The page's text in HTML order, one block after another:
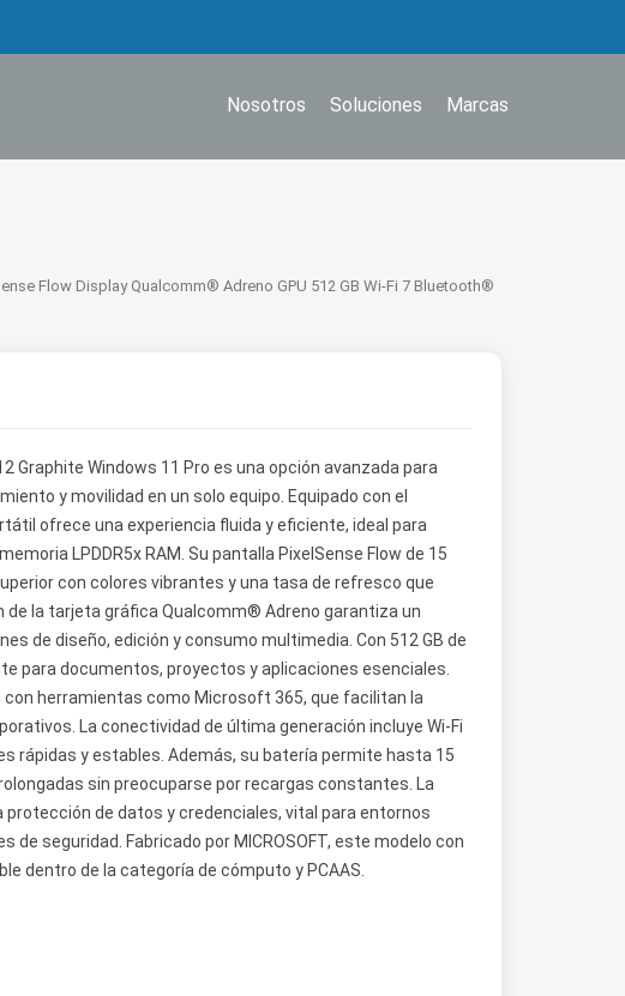
Marcas
Soluciones
Nosotros
Flow Display Qualcomm® Adreno GPU 512 GB Wi-Fi 7 Bluetooth®
Graphite Windows 11 Pro es una opción avanzada para
y movilidad en un solo equipo. Equipado con el
ofrece una experiencia fluida y eficiente, ideal para
LPDDR5x RAM. Su pantalla PixelSense Flow de 15
con colores vibrantes y una tasa de refresco que
de la tarjeta gráfica Qualcomm® Adreno garantiza un
de diseño, edición y consumo multimedia. Con 512 GB de
para documentos, proyectos y aplicaciones esenciales.
herramientas como Microsoft 365, que facilitan la
La conectividad de última generación incluye Wi-Fi
rápidas y estables. Además, su batería permite hasta 15
sin preocuparse por recargas constantes. La
protección de datos y credenciales, vital para entornos
seguridad. Fabricado por MICROSOFT, este modelo con
dentro de la categoría de cómputo y PCAAS.